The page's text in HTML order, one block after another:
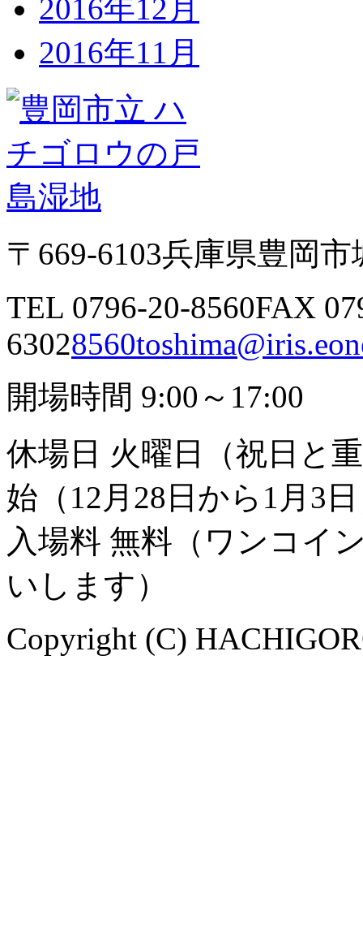
2016年12月
2016年11月
〒669-6103兵庫県豊岡市
TEL 0796-20-8560FAX
6302
開場時間 9:00～17:00
休場日 火曜日（祝日と
始（12月28日から1月3
入場料 無料（ワンコイ
いします）
Copyright (C)